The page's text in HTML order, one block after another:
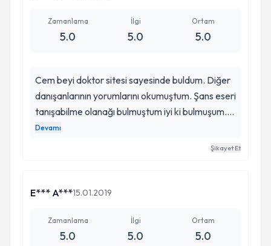
Zamanlama
5.0
İlgi
5.0
Ortam
5.0
Cem beyi doktor sitesi sayesinde buldum. Diğer
danışanlarının yorumlarını okumuştum. Şans eseri
tanışabilme olanağı bulmuştum iyi ki bulmuşum.
Cem bey sayesinde hayata daha farklı açıdan
bakmaya başladım düşüncelerimin değiştiğini
bozukluğu teşhisiyle başvurmuştum. Hayattan
bırakmayı bile düşünmüştüm o süreçte. Şimdi ise
yüzümdeki gülümsemeyi beni ben yapan
Devamı
Şikayet Et
E*** A***15.01.2019
Zamanlama
5.0
İlgi
5.0
Ortam
5.0